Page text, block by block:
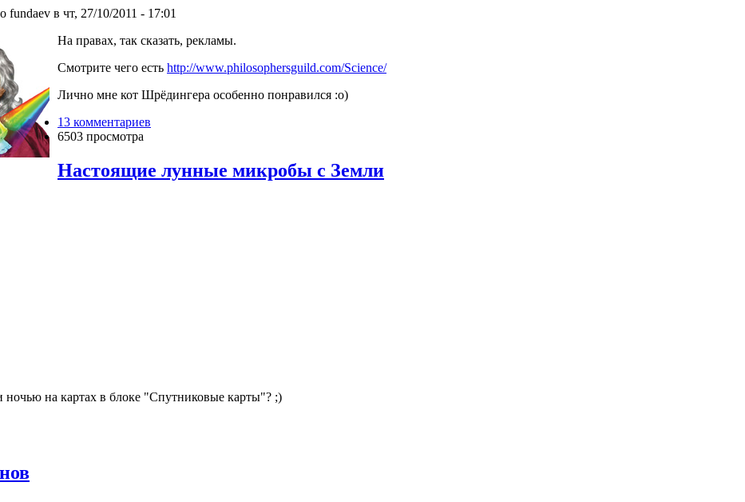
fundaev в чт, 27/10/2011 - 17:01
На правах, так сказать, рекламы.
Смотрите чего есть http://www.philosophersguild.com/Science/
Лично мне кот Шрёдингера особенно понравился :o)
13 комментариев
6503 просмотра
Настоящие лунные микробы с Земли
на картах в блоке "Спутниковые карты"? ;)